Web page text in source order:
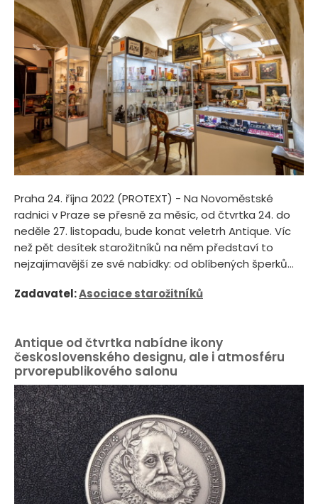
Praha 24. října 2022 (PROTEXT) - Na Novoměstské
radnici v Praze se přesně za měsíc, od čtvrtka 24. do
neděle 27. listopadu, bude konat veletrh Antique. Víc
než pět desítek starožitníků na něm představí to
nejzajímavější ze své nabídky: od oblíbených šperků...
Zadavatel:Asociace starožitníků
Antique od čtvrtka nabídne ikony
československého designu, ale i atmosféru
prvorepublikového salonu